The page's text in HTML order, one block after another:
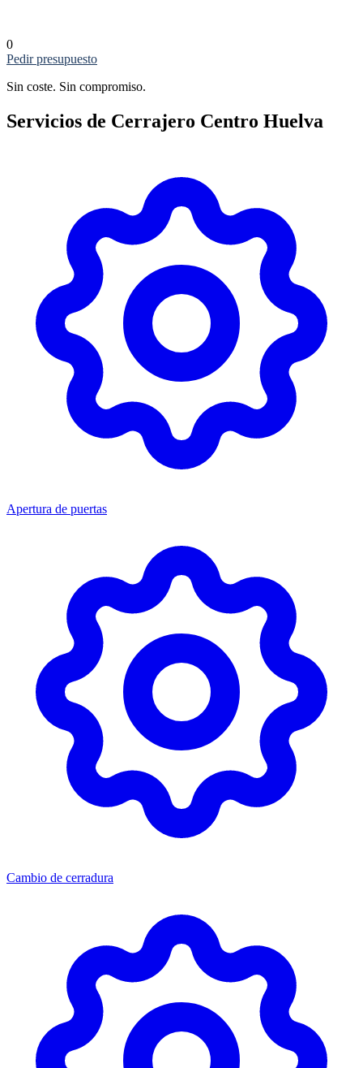
0
Pedir presupuesto
Sin coste. Sin compromiso.
Servicios de Cerrajero Centro Huelva
Apertura de puertas
Cambio de cerradura